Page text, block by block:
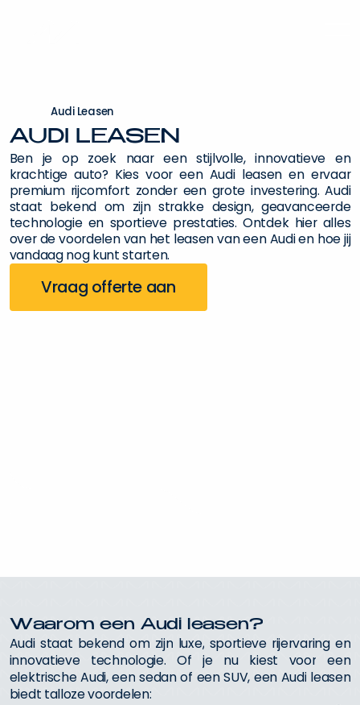
Audi Leasen
AUDI LEASEN
Ben je op zoek naar een stijlvolle, innovatieve en
krachtige auto? Kies voor een Audi leasen en ervaar
premium rijcomfort zonder een grote investering. Audi
staat bekend om zijn strakke design, geavanceerde
technologie en sportieve prestaties. Ontdek hier alles
over de voordelen van het leasen van een Audi en hoe jij
vandaag nog kunt starten.
Vraag offerte aan
Waarom een Aud i easen?
Audi staat bekend om zijn luxe, sportieve rijervaring en
innovatieve technologie. Of je nu kiest voor een
elektrische Audi, een sedan of een SUV, een Audi leasen
biedt tallozevoordelen: